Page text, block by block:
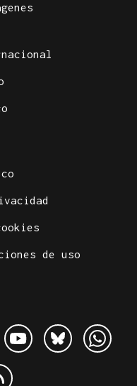
de uso